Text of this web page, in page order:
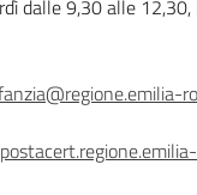
dalle 9,30 alle